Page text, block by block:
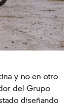
y no en otro
del Grupo
diseñando